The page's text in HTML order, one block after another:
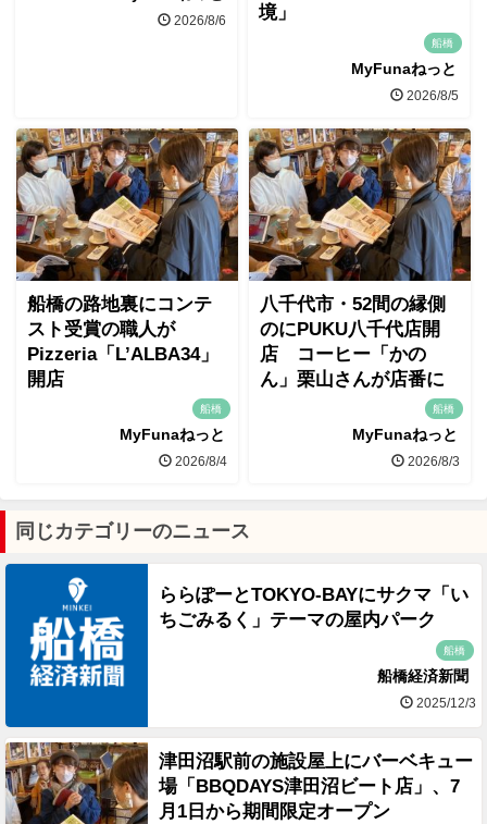
2026/8/6 境」
船橋
MyFunaねっと
2026/8/5
船橋の路地裏にコンテ
スト受賞の職人が
Pizzeria「L’ALBA34」
開店
船橋
MyFunaねっと
2026/8/4
八千代市・52間の縁側
のにPUKU八千代店開
店 コーヒー「かの
ん」栗山さんが店番に
船橋
MyFunaねっと
2026/8/3
同じカテゴリーのニュース
ららぽーとTOKYO-BAYにサクマ「い
ちごみるく」テーマの屋内パーク
船橋
船橋経済新聞
2025/12/3
津田沼駅前の施設屋上にバーベキュー
場「BBQDAYS津田沼ビート店」、7
月1日から期間限定オープン